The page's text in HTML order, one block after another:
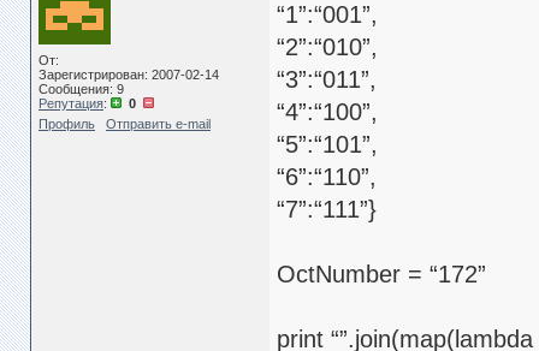
От:
Зарегистрирован: 2007-02-14
Сообщения: 9
Репутация:
0
Профиль
Отправить e-mail
“1”:“001”,
“2”:“010”,
“3”:“011”,
“4”:“100”,
“5”:“101”,
“6”:“110”,
“7”:“111”}
OctNumber = “172”
print